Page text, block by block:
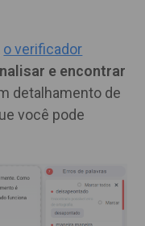
o verificador
e encontrar
detalhamento de
você pode